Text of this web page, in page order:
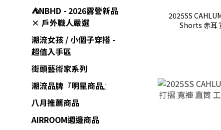
⛺️NBHD - 2026露營新品
× 戶外職人嚴選
潮流女孩 / 小個子穿搭 -
超值入手區
街頭藝術家系列
潮流品牌『明星商品』
八月推薦商品
AIRROOM週邊商品
2025SS
Shorts 赤耳